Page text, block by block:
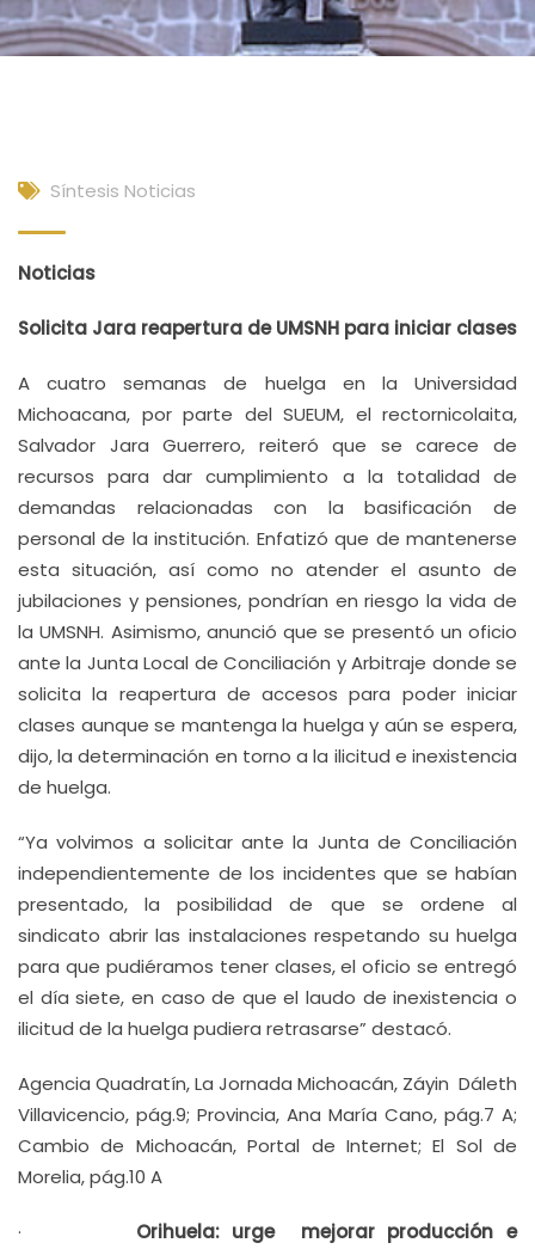
Síntesis Noticias
Noticias
Solicita Jara reapertura de UMSNH para iniciar clases
A cuatro semanas de huelga en la Universidad
Michoacana, por parte del SUEUM, el rectornicolaita,
Salvador Jara Guerrero, reiteró que se carece de
recursos para dar cumplimiento a la totalidad de
demandas relacionadas con la basificación de
personal de la institución. Enfatizó que de mantenerse
esta situación, así como no atender el asunto de
jubilaciones y pensiones, pondrían en riesgo la vida de
la UMSNH. Asimismo, anunció que se presentó un oficio
ante la Junta Local de Conciliación y Arbitraje donde se
solicita la reapertura de accesos para poder iniciar
clases aunque se mantenga la huelga y aún se espera,
dijo, la determinación en torno a la ilicitud e inexistencia
de huelga.
“Ya volvimos a solicitar ante la Junta de Conciliación
independientemente de los incidentes que se habían
presentado, la posibilidad de que se ordene al
sindicato abrir las instalaciones respetando su huelga
para que pudiéramos tener clases, el oficio se entregó
el día siete, en caso de que el laudo de inexistencia o
ilicitud de la huelga pudiera retrasarse” destacó.
Agencia Quadratín, La Jornada Michoacán, Záyin Dáleth
Villavicencio, pág.9; Provincia, Ana María Cano, pág.7 A;
Cambio de Michoacán, Portal de Internet; El Sol de
Morelia, pág.10 A
· Orihuela: urge mejorar producción e